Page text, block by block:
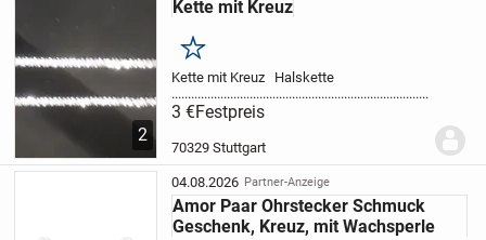
2
Kette mit Kreuz
Merken
Kette mit Kreuz
Halskette
.........................................................................................
3 €Festpreis
70329 Stuttgart
04.08.2026 Partner-Anzeige
Amor Paar Ohrstecker Schmuck
Geschenk, Kreuz, mit Wachsperle